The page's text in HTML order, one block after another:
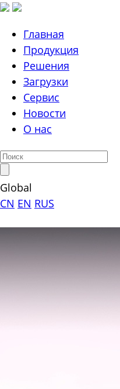
Главная
Продукция
Решения
Загрузки
Сервис
Новости
О нас
Global
CN EN RUS